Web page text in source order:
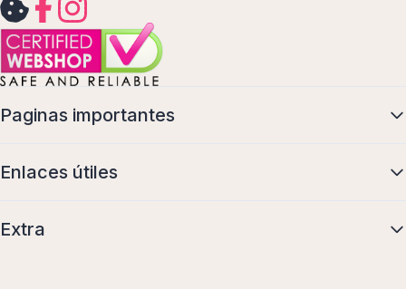
Paginas importantes
Enlaces útiles
Extra